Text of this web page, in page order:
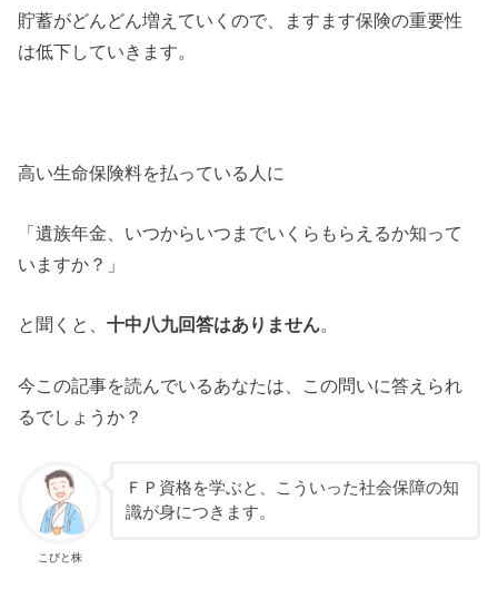
貯蓄がどんどん増えていくので、ますます保険の重要性
は低下していきます。
高い生命保険料を払っている人に
「遺族年金、いつからいつまでいくらもらえるか知って
いますか？」
と聞くと、十中八九回答はありません。
今この記事を読んでいるあなたは、この問いに答えられ
るでしょうか？
こびと株
ＦＰ資格を学ぶと、こういった社会保障の知
識が身につきます。